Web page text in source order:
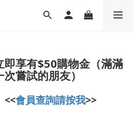
即享有$50購物金（滿滿
嘗試的朋友）
<<會員查詢請按我>>